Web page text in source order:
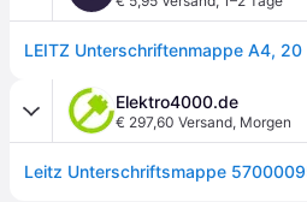
Elektro4000.de
€ 297,60 Versand, Morgen